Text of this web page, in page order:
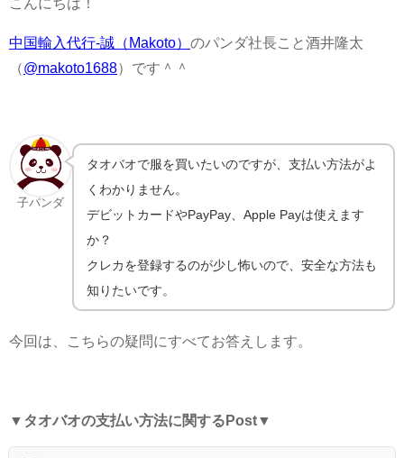
中国輸入代行-誠（Makoto） のパンダ社長こと酒井隆太
（@makoto1688）です＾＾
子パンダ
タオバオで服を買いたいのですが、支払い方法がよ
くわかりません。
デビットカードやPayPay、Apple Payは使えます
か？
クレカを登録するのが少し怖いので、安全な方法も
知りたいです。
今回は、こちらの疑問にすべてお答えします。
▼ タオバオの支払い方法に関するPost▼